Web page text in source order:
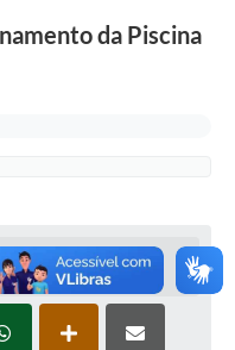
da Piscina